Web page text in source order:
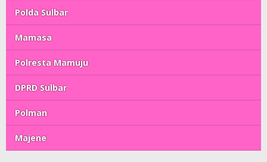
Polda Sulbar
Mamasa
Polresta Mamuju
DPRD Sulbar
Polman
Majene